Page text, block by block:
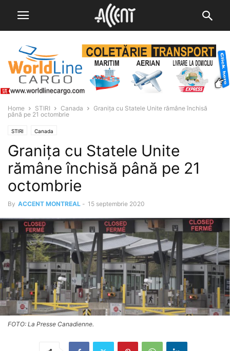
Home STIRI Canada
Granița cu Statele Unite rămâne închisă
până pe 21 octombrie
STIRI Canada
Granița cu Statele Unite
rămâne închisă până pe 21
octombrie
By ACCENT MONTREAL - 15 septembrie 2020
FOTO: La Presse Canadienne.